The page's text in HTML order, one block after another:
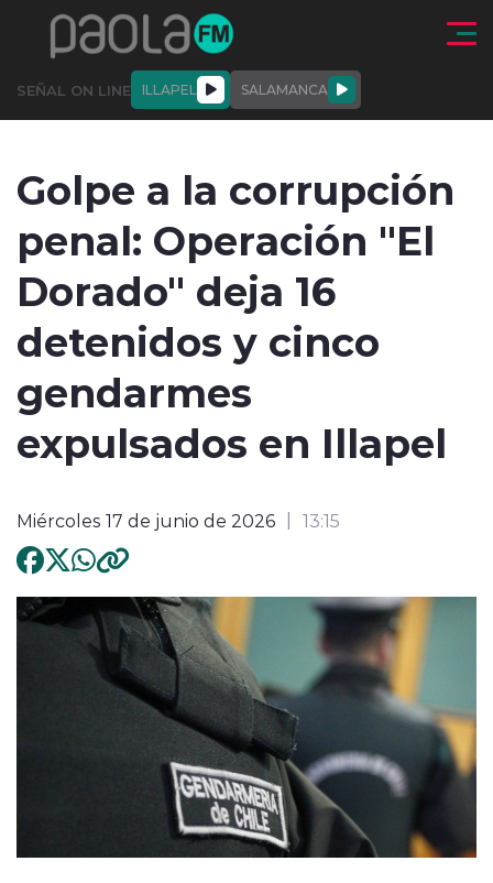
Click acá para ir directamente al contenido
SEÑAL ON LINE ILLAPEL SALAMANCA
ENTREVISTAS SOMOS
modo claro
Golpe a la corrupción
penal: Operación "El
Dorado" deja 16
detenidos y cinco
gendarmes
expulsados en Illapel
Miércoles 17 de junio de 2026 13:15